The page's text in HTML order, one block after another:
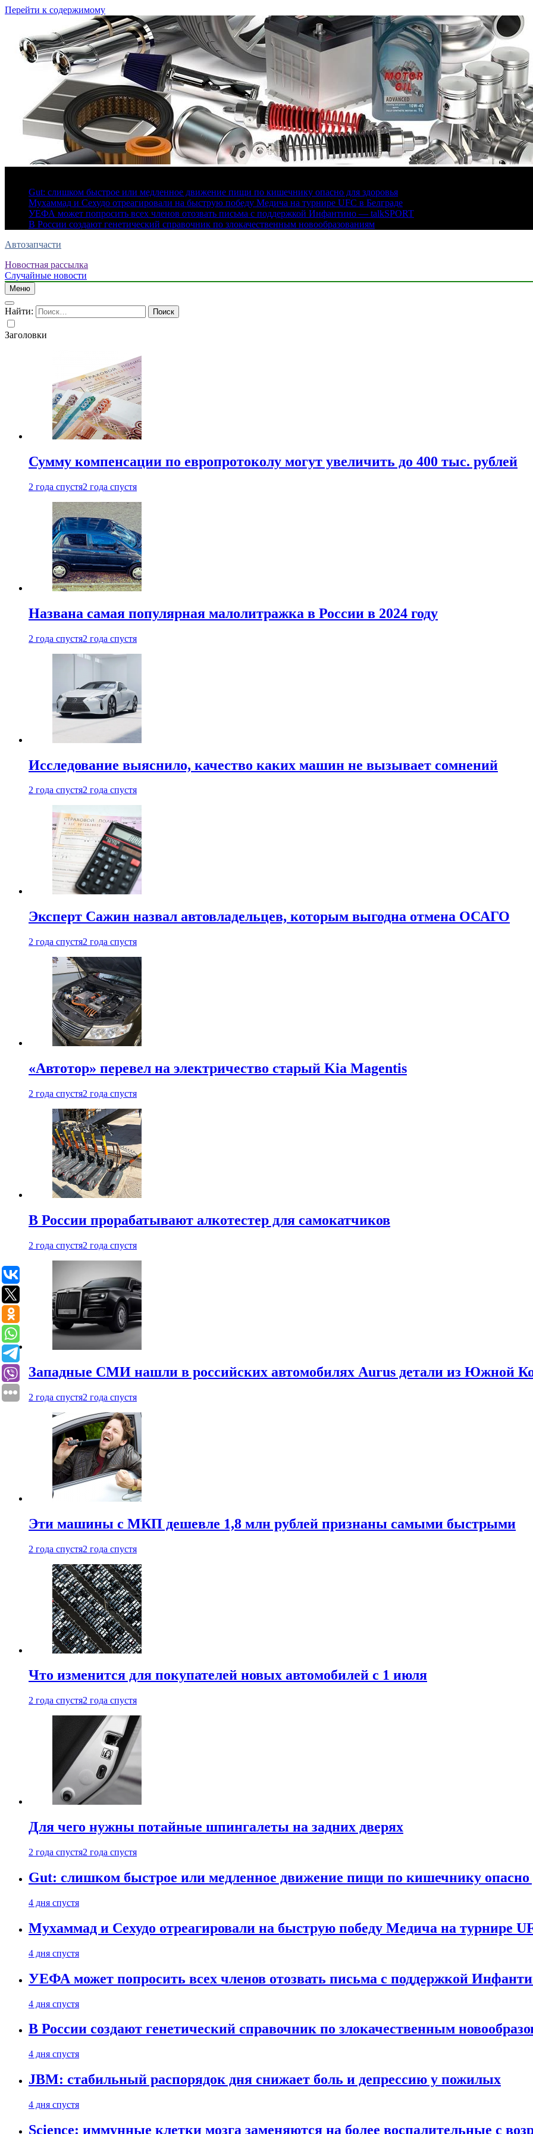
Перейти к содержимому
Gut: слишком быстрое или медленное движение пищи по кишечнику опасно для здоровья
Мухаммад и Сехудо отреагировали на быструю победу Медича на турнире UFC в Белграде
УЕФА может попросить всех членов отозвать письма с поддержкой Инфантино — talkSPORT
В России создают генетический справочник по злокачественным новообразованиям
Автозапчасти
Новостная рассылка
Случайные новости
Меню
Найти:
Заголовки
Сумму компенсации по европротоколу могут увеличить до 400 тыс. рублей
2 года спустя2 года спустя
Названа самая популярная малолитражка в России в 2024 году
2 года спустя2 года спустя
Исследование выяснило, качество каких машин не вызывает сомнений
2 года спустя2 года спустя
Эксперт Сажин назвал автовладельцев, которым выгодна отмена ОСАГО
2 года спустя2 года спустя
«Автотор» перевел на электричество старый Kia Magentis
2 года спустя2 года спустя
В России прорабатывают алкотестер для самокатчиков
2 года спустя2 года спустя
Западные СМИ нашли в российских автомобилях Aurus детали из Южной
2 года спустя2 года спустя
Эти машины с МКП дешевле 1,8 млн рублей признаны самыми быстрыми
2 года спустя2 года спустя
Что изменится для покупателей новых автомобилей с 1 июля
2 года спустя2 года спустя
Для чего нужны потайные шпингалеты на задних дверях
2 года спустя2 года спустя
Gut: слишком быстрое или медленное движение пищи по кишечнику опасно
4 дня спустя
Мухаммад и Сехудо отреагировали на быструю победу Медича на турнире
4 дня спустя
УЕФА может попросить всех членов отозвать письма с поддержкой
4 дня спустя
В России создают генетический справочник по злокачественным
4 дня спустя
JBM: стабильный распорядок дня снижает боль и депрессию у пожилых
4 дня спустя
Science: иммунные клетки мозга заменяются на более воспалительные с